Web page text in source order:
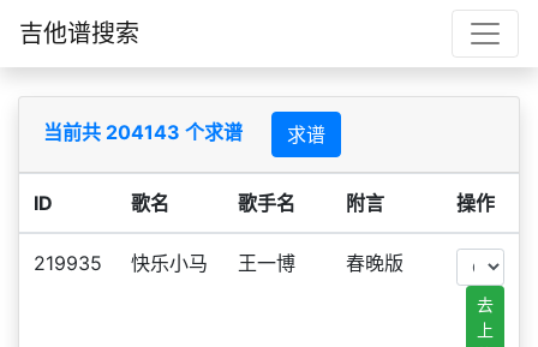
吉他谱搜索
当前共 204143 个求谱 求谱
ID 歌名 歌手名 附言 操作
219935 快乐小马 王一博 春晚版
去
上